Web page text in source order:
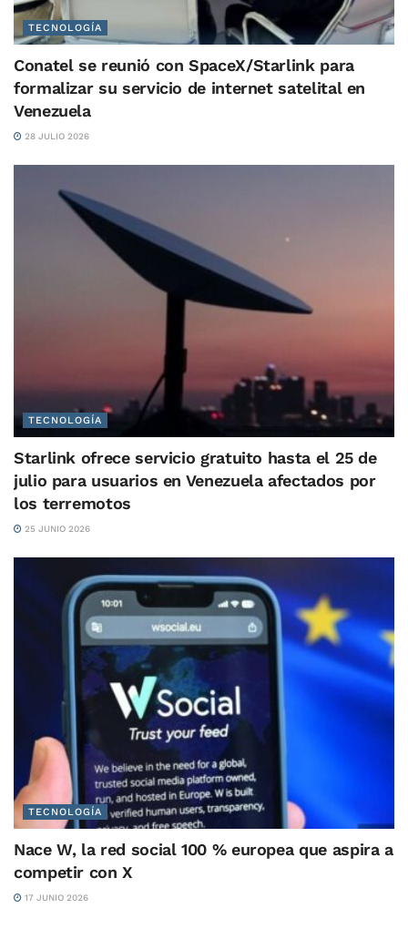
TECNOLOGÍA
Conatel se reunió con SpaceX/Starlink para
formalizar su servicio de internet satelital en
Venezuela
28 JULIO 2026
TECNOLOGÍA
Starlink ofrece servicio gratuito hasta el 25 de
julio para usuarios en Venezuela afectados por
los terremotos
25 JUNIO 2026
TECNOLOGÍA
Nace W, la red social 100 % europea que aspira a
competir con X
17 JUNIO 2026